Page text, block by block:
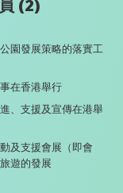
(2)
園發展策略的落實工
在香港舉行
、支援及宣傳在港舉
及支援會展（即會
遊的發展